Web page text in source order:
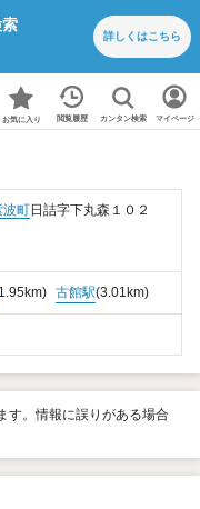
詳しくはこちら
お気に入り 閲覧履歴 カンタン検索 マイページ
波町日詰字下丸森１０２
古館駅(3.01km)
す。情報に誤りがある場合